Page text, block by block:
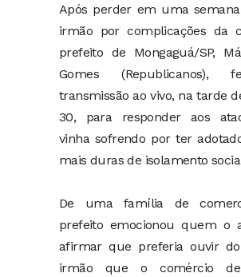
Após perder em uma
irmão por complicações da
prefeito de Mongaguá/SP,
Gomes (Republicanos),
transmissão ao vivo, na tarde
30, para responder aos
vinha sofrendo por ter
mais duras de isolamento
De uma família de
prefeito emocionou quem o
afirmar que preferia ouvir
irmão que o comércio